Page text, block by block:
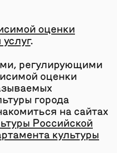
оценки
.
регулирующими
оценки
города
на сайтах
Российской
культуры